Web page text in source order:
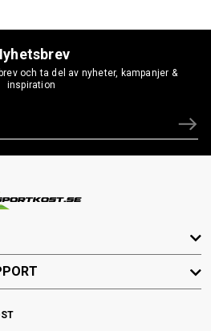
och ta del av nyheter, kampanjer &
inspiration